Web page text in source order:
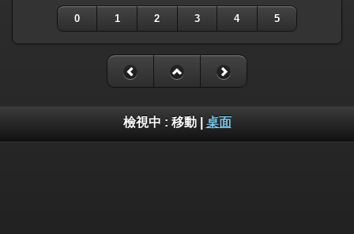
0 1 2 3 4 5
檢視中 : 移動| 桌面